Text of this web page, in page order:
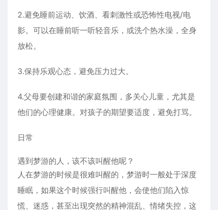
2.避免睡前运动、饮酒、看刺激性或恐怖性电视/电
影。可以在睡前听一听轻音乐，或洗个热水澡，全身
放松。
3.保持乐观心态，避免压力过大。
4.父母要创建和谐的家庭氛围，多关心儿童，尤其是
他们的心理健康。对孩子的期望要适度，避免打骂。
日常
遇到梦游的人，该不该叫醒他呢？
人在梦游的时候是很难叫醒的，梦游时一般处于深度
睡眠，如果这个时候强行叫醒他，会使他们陷入惊
慌、迷惑，甚至出现突然的精神混乱、情绪失控，这